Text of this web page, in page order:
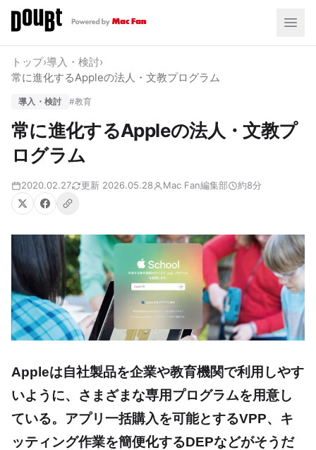
トップ›導入・検討›
常に進化するAppleの法人・文教プログラム
導入・検討 #教育
常に進化するAppleの法人・文教プ
ログラム
2020.02.27 更新 2026.05.28 Mac Fan編集部 約8分
Appleは自社製品を企業や教育機関で利用しやす
いように、さまざまな専用プログラムを用意し
ている。アプリ一括購入を可能とするVPP、キ
ッティング作業を簡便化するDEPなどがそうだ